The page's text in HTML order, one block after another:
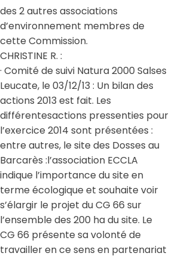
des 2 autres associations
d’environnement membres de
cette Commission.
CHRISTINE R. :
· Comité de suivi Natura 2000 Salses
Leucate, le 03/12/13 : Un bilan des
actions 2013 est fait. Les
différentesactions pressenties pour
l’exercice 2014 sont présentées :
entre autres, le site des Dosses au
Barcarès :l’association ECCLA
indique l’importance du site en
terme écologique et souhaite voir
s’élargir le projet du CG 66 sur
l’ensemble des 200 ha du site. Le
CG 66 présente sa volonté de
travailler en ce sens en partenariat